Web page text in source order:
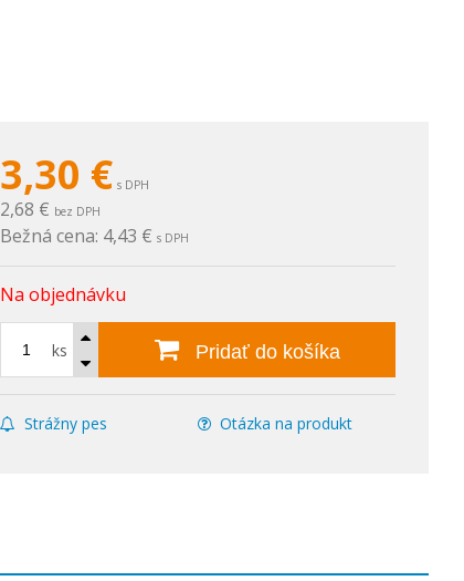
3,30 € s DPH
2,68 € bez DPH
Bežná cena: 4,43 €s DPH
Na objednávku
ks Pridať do košíka
Strážny pes Otázka na produkt